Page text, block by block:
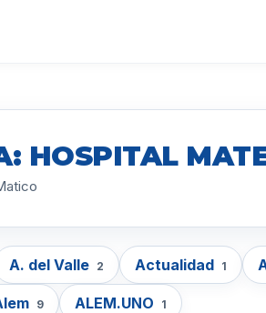
HOSPITAL
A. del Valle 2 Actualidad 1
9 ALEM.UNO 1